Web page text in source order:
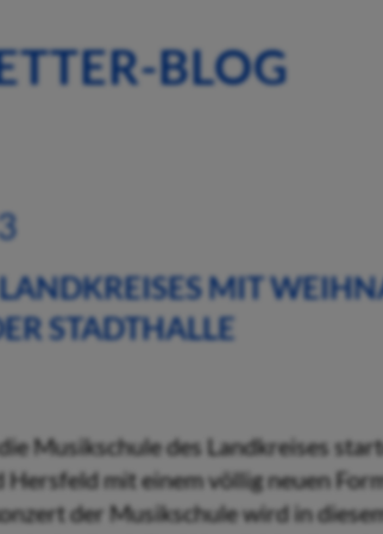
BLOG
MIT
STADTHALLE
Musikschule des Landkreises
mit einem völlig neuen
der Musikschule wird in